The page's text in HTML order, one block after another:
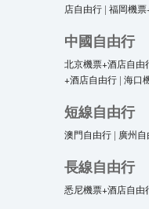
店自由行 | 福岡機
中國自由行
北京機票+酒店自由
+酒店自由行 | 海口
短線自由行
澳門自由行 | 廣州
長線自由行
悉尼機票+酒店自由